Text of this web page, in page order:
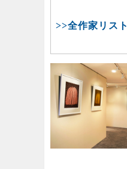
>>全作家リスト